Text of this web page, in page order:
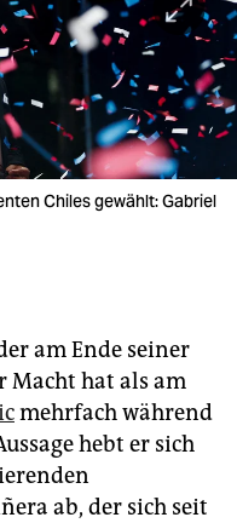
Chiles gewählt: Gabriel
am Ende seiner
Macht hat als am
mehrfach während
hebt er sich
ab, der sich seit